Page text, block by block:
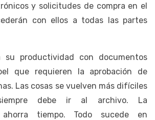
y solicitudes de compra en el
con ellos a todas las partes
su productividad con documentos
que requieren la aprobación de
Las cosas se vuelven más difíciles
debe ir al archivo. La
ahorra tiempo. Todo sucede en